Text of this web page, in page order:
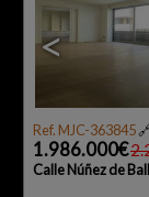
<
Ref. MJC-363845
1.986.000€
Calle Núñez de